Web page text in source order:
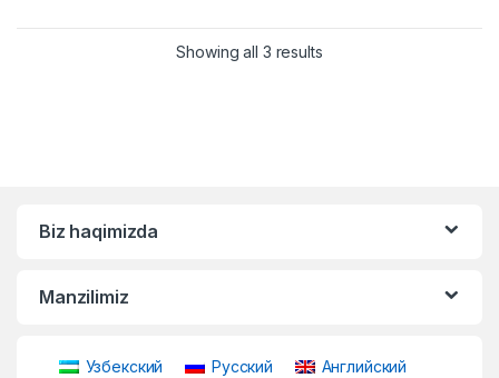
Showing all 3 results
Biz haqimizda
Manzilimiz
Узбекский Русский Английский